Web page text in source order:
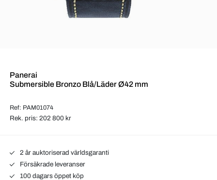
Panerai
Submersible Bronzo Blå/Läder Ø42 mm
Ref: PAM01074
Rek. pris: 202 800 kr
2 år auktoriserad världsgaranti
Försäkrade leveranser
100 dagars öppet köp